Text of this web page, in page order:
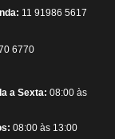
11 91986 5617
6770
a Sexta: 08:00 às
08:00 às 13:00